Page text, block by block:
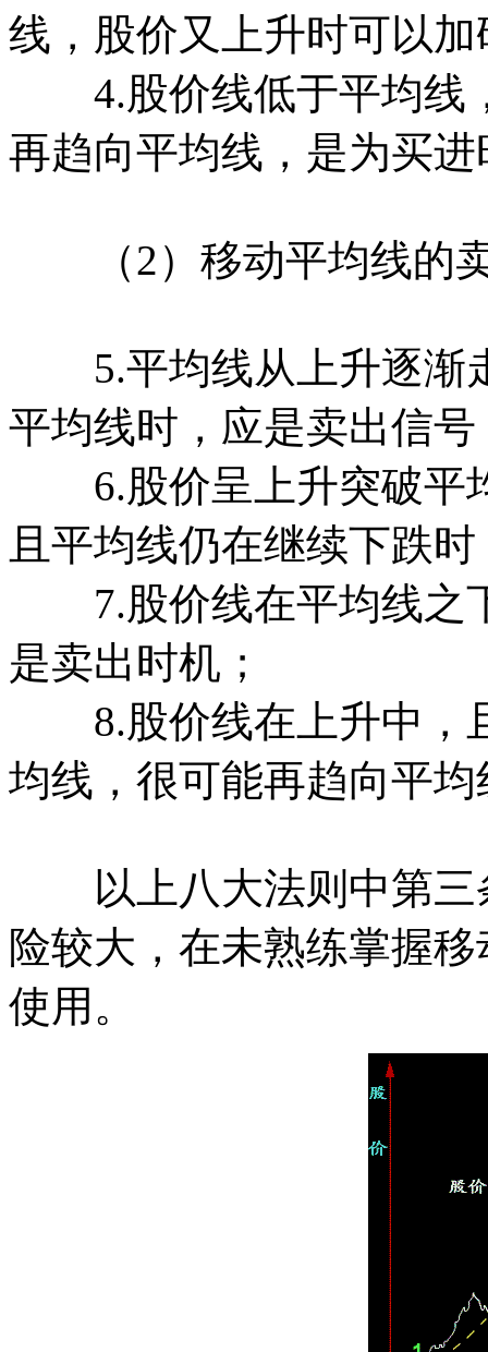
线，股价又上升时可以
4.股价线低于平均线
再趋向平均线，是为买进
（2）移动平均线的
5.平均线从上升逐渐
平均线时，应是卖出信号
6.股价呈上升突破平
且平均线仍在继续下跌
7.股价线在平均线之
是卖出时机；
8.股价线在上升中，
均线，很可能再趋向平
以上八大法则中第三
险较大，在未熟练掌握
使用。